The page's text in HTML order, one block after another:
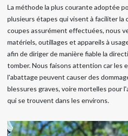
La méthode la plus courante adoptée
plusieurs étapes qui visent à faciliter la
coupes assurément effectuées, nous
matériels, outillages et appareils à
afin de diriger de manière fiable la
tomber. Nous faisons attention car les
l'abattage peuvent causer des
blessures graves, voire mortelles pour
qui se trouvent dans les environs.